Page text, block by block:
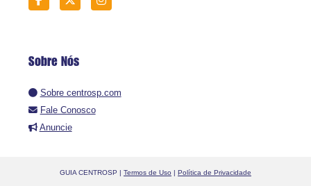
Sobre Nós
Sobre centrosp.com
Fale Conosco
Anuncie
GUIA CENTROSP | Termos de Uso | Política de Privacidade